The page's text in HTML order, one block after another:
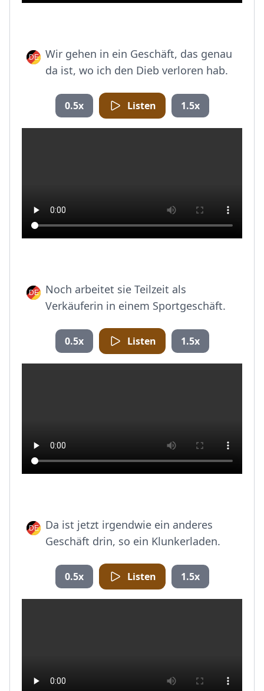
Wir gehen in ein Geschäft, das genau
da ist, wo ich den Dieb verloren hab.
0.5x Listen 1.5x
Noch arbeitet sie Teilzeit als
Verkäuferin in einem Sportgeschäft.
0.5x Listen 1.5x
Da ist jetzt irgendwie ein anderes
Geschäft drin, so ein Klunkerladen.
0.5x Listen 1.5x